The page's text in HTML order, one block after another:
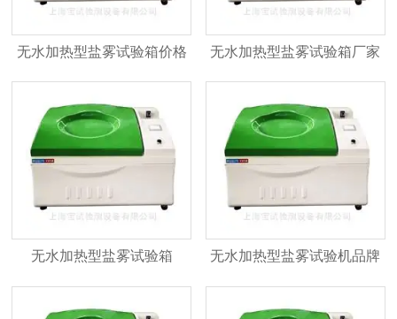
无水加热型盐雾试验箱价格 无水加热型盐雾试验箱厂家
无水加热型盐雾试验箱 无水加热型盐雾试验机品牌